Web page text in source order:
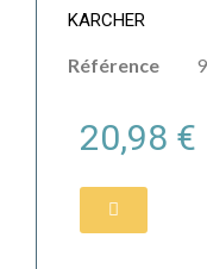
KARCHER
Référence
20,98 €